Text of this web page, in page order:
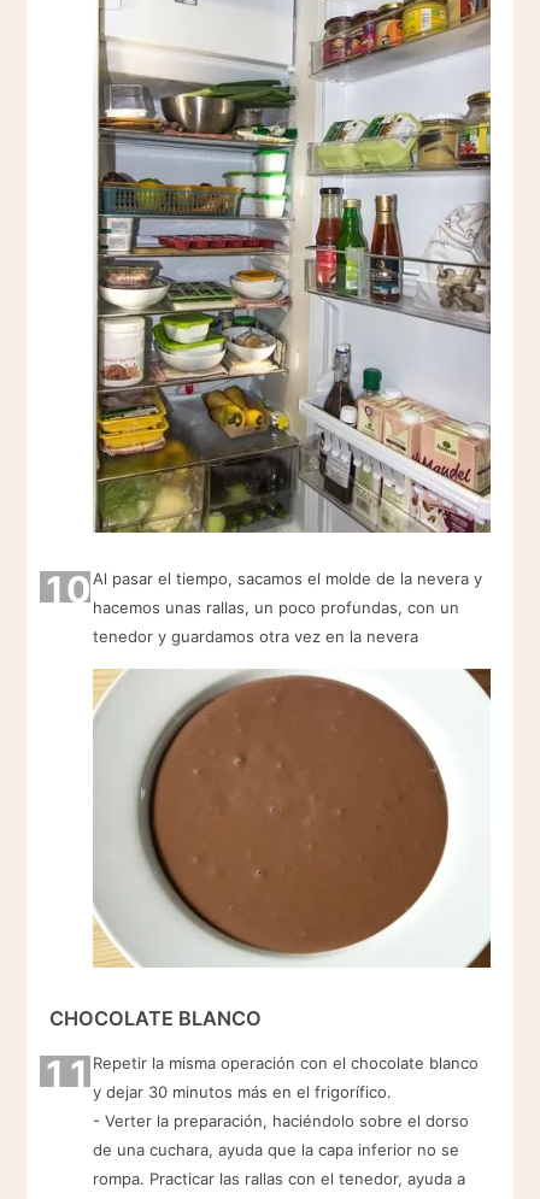
10Al pasar el tiempo, sacamos el molde de la nevera y
hacemos unas rallas, un poco profundas, con un
tenedor y guardamos otra vez en la nevera
CHOCOLATE BLANCO
11 Repetir la misma operación con el chocolate blanco
y dejar 30 minutos más en el frigorífico.
- Verter la preparación, haciéndolo sobre el dorso
de una cuchara, ayuda que la capa inferior no se
rompa. Practicar las rallas con el tenedor, ayuda a